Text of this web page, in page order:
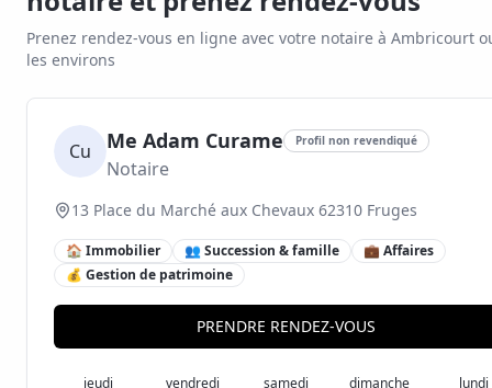
Prenez rendez-vous en ligne avec votre notaire à Ambricourt
les environs
Cu Me Adam Curame Profil non revendiqué
Notaire
13 Place du Marché aux Chevaux 62310 Fruges
🏠 Immobilier 👥 Succession & famille
💼 Affaires
💰 Gestion de patrimoine
PRENDRE RENDEZ-VOUS
jeudi
vendredi
samedi
dimanche
lundi